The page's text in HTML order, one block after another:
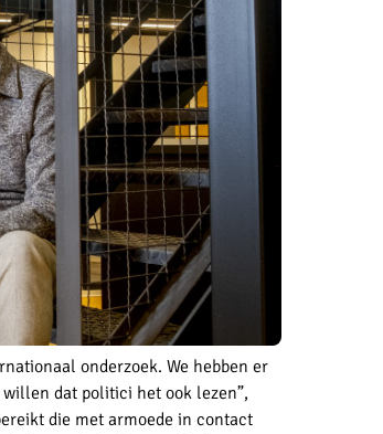
onderzoek. We hebben er
dat politici het ook lezen”,
die met armoede in contact